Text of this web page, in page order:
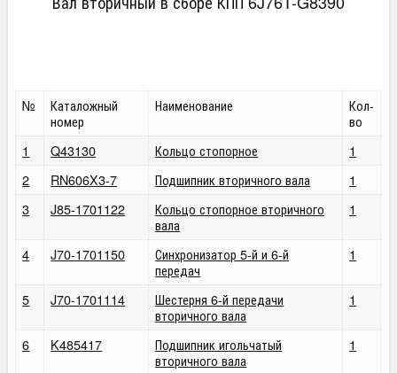
№
Каталожный
номер
Наименование
Кол-
во
1
Q43130 Кольцо стопорное
1
2
RN606X3-7 Подшипник вторичного вала
1
3
J85-1701122
Кольцо стопорное вторичного
вала
1
4 J70-1701150
Синхронизатор 5-й и 6-й
передач
1
5 J70-1701114
Шестерня 6-й передачи
вторичного вала
1
6 K485417
Подшипник игольчатый
вторичного вала
1